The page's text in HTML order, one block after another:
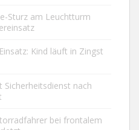
Sturz am Leuchtturm
Kind läuft in Zingst
Sicherheitsdienst nach
bei frontalem